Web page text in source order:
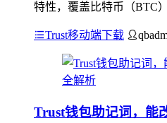
特性，覆盖比特币（BTC
Trust移动端下载
Trust钱包助记词，能